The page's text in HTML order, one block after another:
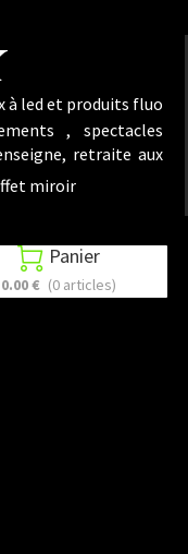
à led et produits fluo
, spectacles
retraite aux
miroir
 Panier
0.00 € (0 articles)